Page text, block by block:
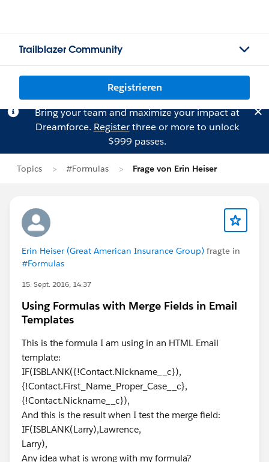
Trailblazer Community
Registrieren
Bring your team and maximize your impact at
Dreamforce. Registerthree or more to unlock
$999 passes.
Topics #Formulas Frage von Erin Heiser
Erin Heiser (Great American Insurance Group) fragte in
#Formulas
15. Sept. 2016, 14:37
Using Formulas with Merge Fields in Email
Templates
This is the formula I am using in an HTML Email
template:
IF(ISBLANK({!Contact.Nickname__c}),
{!Contact.First_Name_Proper_Case__c},
{!Contact.Nickname__c}),
And this is the result when I test the merge field:
IF(ISBLANK(Larry),Lawrence,
Larry),
Any idea what is wrong with my formula?